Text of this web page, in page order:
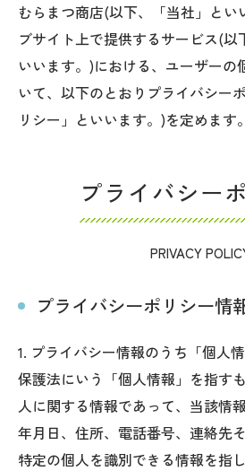
むらまつ商店(以下、「当社」とい
ブサイト上で提供するサービス(以
いいます。)における、ユーザーの
いて、以下のとおりプライバシー
リシー」といいます。)を定めます。
プライバシー
PRIVACY
プライバシーポリシー情
1. プライバシー情報のうち「個人
保護法にいう「個人情報」を指す
人に関する情報であって、当該情
年月日、住所、電話番号、連絡先
特定の個人を識別できる情報を指し